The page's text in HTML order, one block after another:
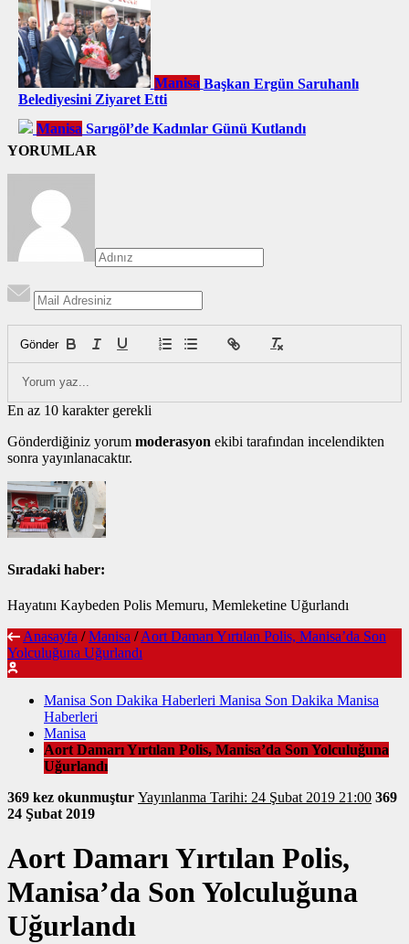
Manisa Başkan Ergün Saruhanlı
Belediyesini Ziyaret Etti
Manisa Sarıgöl’de Kadınlar Günü Kutlandı
YORUMLAR
Gönder
En az 10 karakter gerekli
Gönderdiğiniz yorum moderasyon ekibi tarafından incelendikten
sonra yayınlanacaktır.
Sıradaki haber:
Hayatını Kaybeden Polis Memuru, Memleketine Uğurlandı
Anasayfa / Manisa / Aort Damarı Yırtılan Polis, Manisa’da Son
Yolculuğuna Uğurlandı
Manisa Son Dakika Haberleri Manisa Son Dakika Manisa
Haberleri
Manisa
Aort Damarı Yırtılan Polis, Manisa’da Son Yolculuğuna
Uğurlandı
369 kez okunmuştur Yayınlanma Tarihi: 24 Şubat 2019 21:00 369
24 Şubat 2019
Aort Damarı Yırtılan Polis,
Manisa’da Son Yolculuğuna
Uğurlandı